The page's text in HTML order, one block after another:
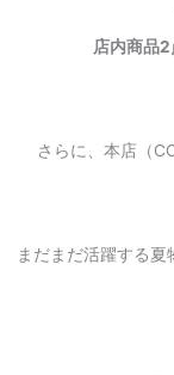
店内商品
さらに、本店（
まだまだ活躍する